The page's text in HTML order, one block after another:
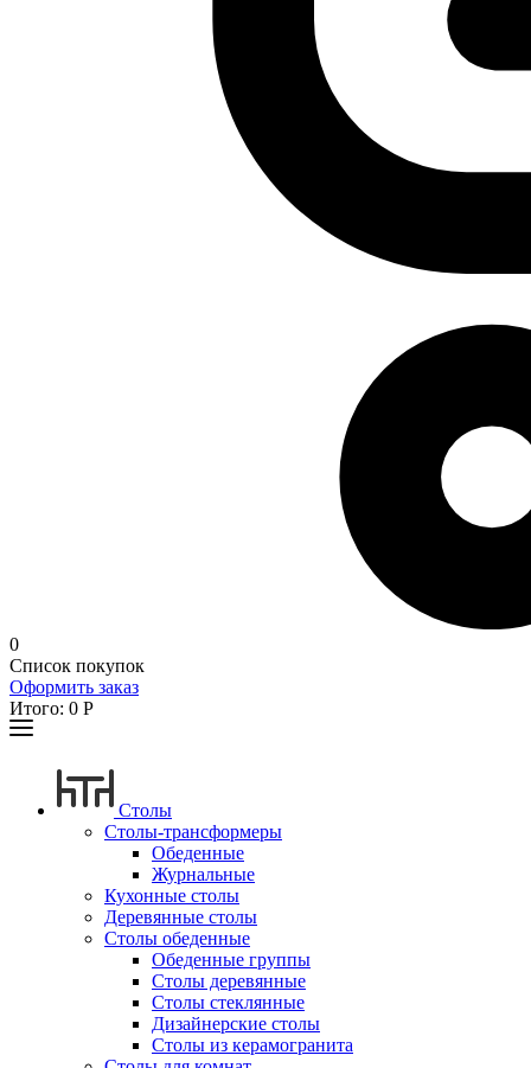
0
Список покупок
Оформить заказ
Итого: 0 Р
Столы
Столы-трансформеры
Обеденные
Журнальные
Кухонные столы
Деревянные столы
Столы обеденные
Обеденные группы
Столы деревянные
Столы стеклянные
Дизайнерские столы
Столы из керамогранита